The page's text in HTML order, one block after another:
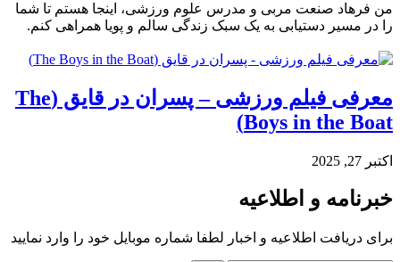
من فرهاد صنعت مربی و مدرس علوم ورزشی، اینجا هستم تا شما
را در مسیر دستیابی به یک سبک زندگی سالم و پویا همراهی کنم.
معرفی فیلم ورزشی – پسران در قایق (The
Boys in the Boat)
اکتبر 27, 2025
خبرنامه و اطلاعیه
برای دریافت اطلاعیه و اخبار لطفا شماره موبایل خود را وارد نمایید